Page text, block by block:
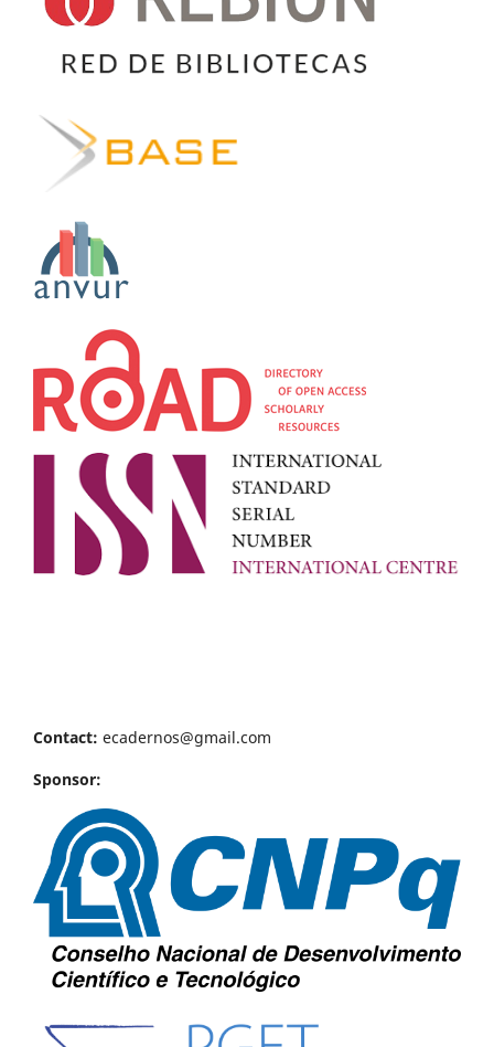
Contact: ecadernos@gmail.com
Sponsor: